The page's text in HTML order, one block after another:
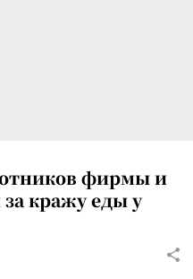
фирмы и
кражу еды у